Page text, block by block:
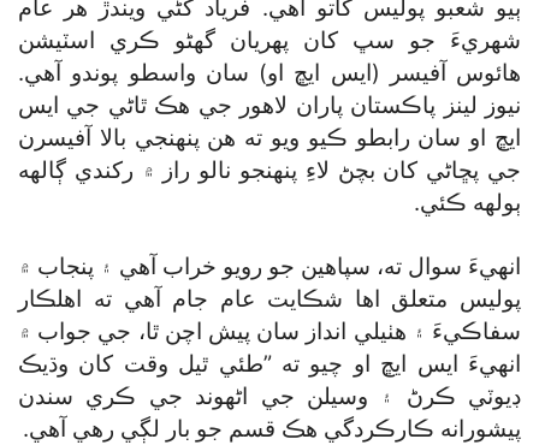
ٻيو شعبو پوليس کاتو آهي. فرياد کڻي ويندڙ هر عام
شهريءَ جو سڀ کان پهريان گھڻو ڪري اسٽيشن
هائوس آفيسر (ايس ايڇ او) سان واسطو پوندو آهي.
نيوز لينز پاڪستان پاران لاهور جي هڪ ٿاڻي جي ايس
ايڇ او سان رابطو ڪيو ويو ته هن پنهنجي بالا آفيسرن
جي پڇاڻي کان بچڻ لاءِ پنهنجو نالو راز ۾ رکندي ڳالهه
ٻولهه ڪئي.
انهيءَ سوال ته، سپاهين جو رويو خراب آهي ۽ پنجاب ۾
پوليس متعلق اها شڪايت عام جام آهي ته اهلڪار
سفاڪيءَ ۽ هٺيلي انداز سان پيش اچن ٿا، جي جواب ۾
انهيءَ ايس ايڇ او چيو ته ”طئي ٿيل وقت کان وڌيڪ
ڊيوٽي ڪرڻ ۽ وسيلن جي اڻهوند جي ڪري سندن
پيشورانه ڪارڪردگي هڪ قسم جو بار لڳي رهي آهي.